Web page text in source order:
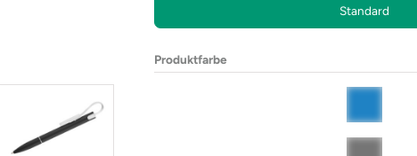
Standard
Produktfarbe